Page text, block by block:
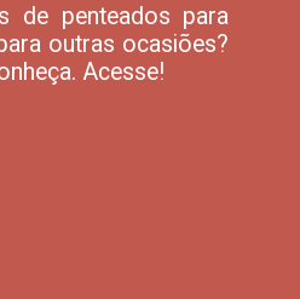
de penteados para
outras ocasiões?
Acesse!